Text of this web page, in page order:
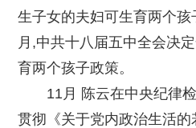
生子女的夫妇可生育两个
月,中共十八届五中全会决
育两个孩子政策。
11月 陈云在中央纪律
贯彻《关于党内政治生活